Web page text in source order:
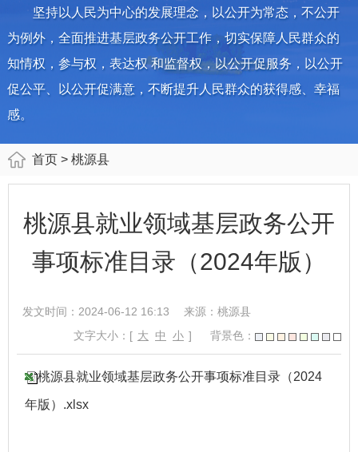
坚持以人民为中心的发展理念，以公开为常态，不公开
为例外，全面推进基层政务公开工作，切实保障人民群众的
知情权，参与权，表达权 和监督权，以公开促服务，以公开
促公平、以公开促满意，不断提升人民群众的获得感、幸福
感。
首页 > 桃源县
桃源县就业领域基层政务公开
事项标准目录（2024年版）
发文时间：2024-06-12 16:13
来源：桃源县
文字大小：[ 大 中 小 ] 背景色：
桃源县就业领域基层政务公开事项标准目录（2024
年版）.xlsx